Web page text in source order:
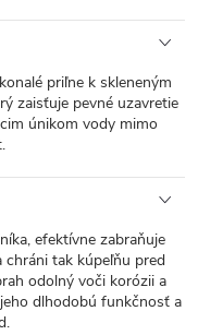
priľne k skleneným
zaisťuje pevné uzavretie
únikom vody mimo
efektívne zabraňuje
tak kúpeľňu pred
odolný voči korózii a
dlhodobú funkčnosť a